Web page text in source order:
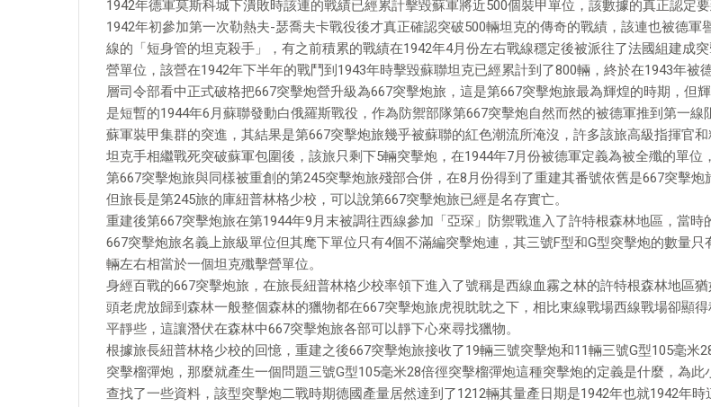
1942年德軍莫斯科城下潰敗時該連的戰績已經累計擊毀蘇軍將近500個裝甲單位，該數據的真正認定要
1942年初參加第一次勒熱夫-瑟喬夫卡戰役後才真正確認突破500輛坦克的傳奇的戰績，該連也被德軍
線的「短身管的坦克殺手」，有之前積累的戰績在1942年4月份左右戰線穩定後被派往了法國組建成
營單位，該營在1942年下半年的戰鬥到1943年時擊毀蘇聯坦克已經累計到了800輛，終於在1943年被
層司令部看中正式破格把667突擊炮營升級為667突擊炮旅，這是第667突擊炮旅最為輝煌的時期，但
是短暫的1944年6月蘇聯發動白俄羅斯戰役，作為防禦部隊第667突擊炮自然而然的被德軍推到第一線
蘇軍裝甲集群的突進，其結果是第667突擊炮旅幾乎被蘇聯的紅色潮流所淹沒，許多該旅高級指揮官和
坦克手相繼戰死突破蘇軍包圍後，該旅只剩下5輛突擊炮，在1944年7月份被德軍定義為被全殲的單位
第667突擊炮旅與同樣被重創的第245突擊炮旅殘部合併，在8月份得到了重建其番號依舊是667突擊炮
但旅長是第245旅的庫紐普林格少校，可以說第667突擊炮旅已經是名存實亡。
重建後第667突擊炮旅在第1944年9月末被調往西線參加「亞琛」防禦戰進入了許特根森林地區，當時
667突擊炮旅名義上旅級單位但其麾下單位只有4個不滿編突擊炮連，其三號F型和G型突擊炮的數量只
輛左右相當於一個坦克殲擊營單位。
身經百戰的667突擊炮旅，在旅長紐普林格少校率領下進入了號稱是西線血霧之林的許特根森林地區猶
頭老虎放歸到森林一般整個森林的獵物都在667突擊炮旅虎視眈眈之下，相比東線戰場西線戰場卻顯
平靜些，這讓潛伏在森林中667突擊炮旅各部可以靜下心來尋找獵物。
根據旅長紐普林格少校的回憶，重建之後667突擊炮旅接收了19輛三號突擊炮和11輛三號G型105毫米
突擊榴彈炮，那麼就產生一個問題三號G型105毫米28倍徑突擊榴彈炮這種突擊炮的定義是什麼，為此
查找了一些資料，該型突擊炮二戰時期德國產量居然達到了1212輛其量產日期是1942年也就1942年時